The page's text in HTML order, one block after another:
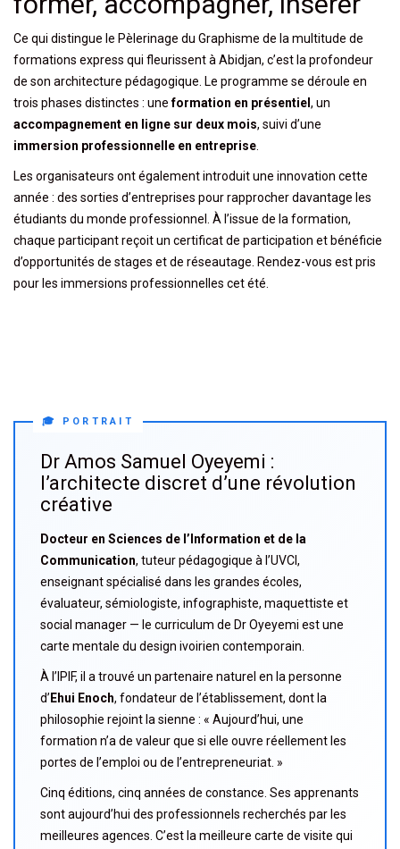
Ce qui distingue le Pèlerinage du Graphisme de la multitude de
formations express qui fleurissent à Abidjan, c’est la profondeur
de son architecture pédagogique. Le programme se déroule en
trois phases distinctes : uneformation en présentiel , un
accompagnement en ligne sur deux mois, suivi d’une
immersion professionnelle en entreprise
Les organisateurs ont également introduit une innovation cette
année : des sorties d’entreprises pour rapprocher davantage les
étudiants du monde professionnel. À l’issue de la formation,
chaque participant reçoit un certificat de participation et bénéficie
d’opportunités de stages et de réseautage. Rendez-vous est pris
pour les immersions professionnelles cet été.
🎓 PORTRAIT
Dr Amos Samuel Oyeyemi :
l’architecte discret d’une révolution
créative
Docteur en Sciences de l’Information et de la
Communication, tuteur pédagogique à l’UVCI,
enseignant spécialisé dans les grandes écoles,
évaluateur, sémiologiste, infographiste, maquettiste et
social manager — le curriculum de Dr Oyeyemi est une
carte mentale du design ivoirien contemporain.
À l’IPIF, il a trouvé un partenaire naturel en la personne
d’ Ehui Enoch, fondateur de l’établissement, dont la
philosophie rejoint la sienne : « Aujourd’hui, une
formation n’a de valeur que si elle ouvre réellement les
portes de l’emploi ou de l’entrepreneuriat. »
Cinq éditions, cinq années de constance. Ses apprenants
sont aujourd’hui des professionnels recherchés par les
meilleures agences. C’est la meilleure carte de visite qui